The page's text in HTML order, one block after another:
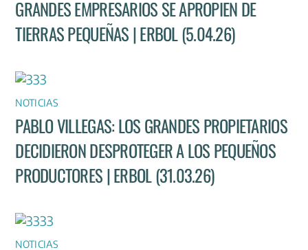
GRANDES EMPRESARIOS SE APROPIEN DE
TIERRAS PEQUEÑAS | ERBOL (5.04.26)
NOTICIAS
PABLO VILLEGAS: LOS GRANDES PROPIETARIOS
DECIDIERON DESPROTEGER A LOS PEQUEÑOS
PRODUCTORES | ERBOL (31.03.26)
NOTICIAS